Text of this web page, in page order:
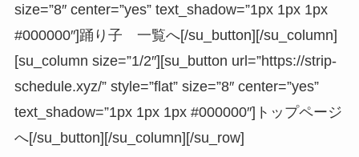
size=”8″ center=”yes” text_shadow=”1px 1px 1px
#000000″]踊り子 一覧へ[/su_button][/su_column]
[su_column size=”1/2″][su_button url=”https://strip-
schedule.xyz/” style=”flat” size=”8″ center=”yes”
text_shadow=”1px 1px 1px #000000″]トップページ
へ[/su_button][/su_column][/su_row]